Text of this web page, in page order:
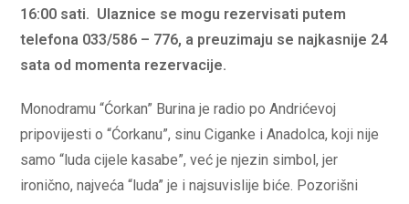
16:00 sati. Ulaznice se mogu rezervisati putem
telefona 033/586 – 776, a preuzimaju se najkasnije 24
sata od momenta rezervacije.
Monodramu “Ćorkan” Burina je radio po Andrićevoj
pripovijesti o “Ćorkanu”, sinu Ciganke i Anadolca, koji nije
samo “luda cijele kasabe”, već je njezin simbol, jer
ironično, najveća “luda” je i najsuvislije biće. Pozorišni